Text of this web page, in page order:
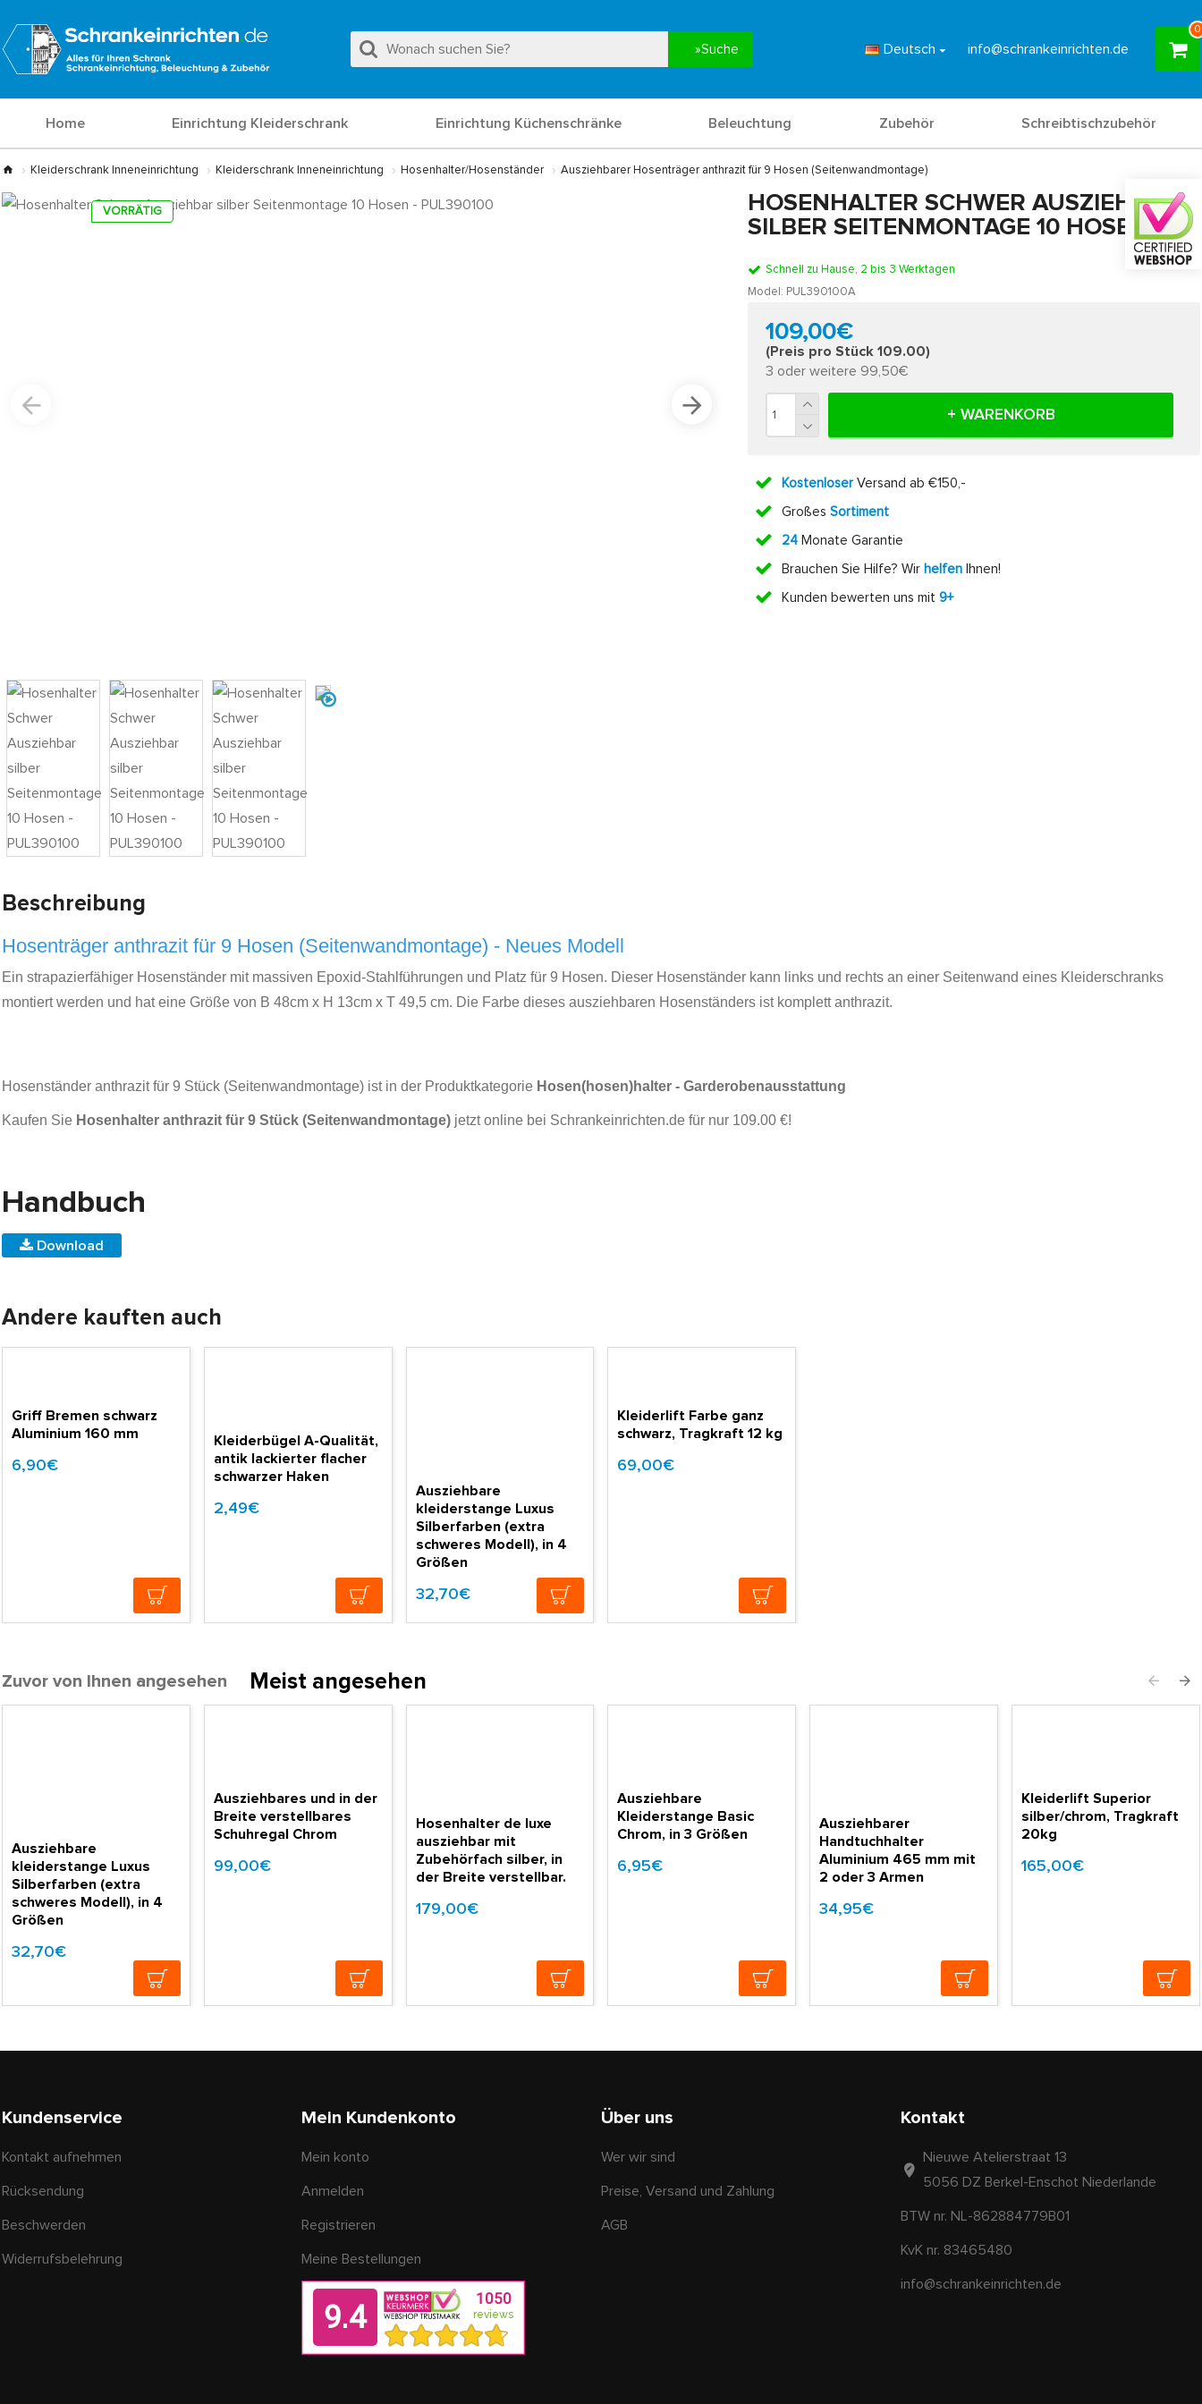
Suche Deutsch info@schrankeinrichten.de
0
Home Einrichtung Kleiderschrank Einrichtung Küchenschränke Beleuchtung Zubehör Schreibtischzubehör
Kleiderschrank Inneneinrichtung Kleiderschrank Inneneinrichtung Hosenhalter/Hosenständer Ausziehbarer Hosenträger anthrazit für 9 Hosen (Seitenwandmontage)
VORRÄTIG
HOSENHALTER SCHWER AUSZIEHBAR
SILBER SEITENMONTAGE 10 HOSEN
Schnell zu Hause, 2 bis 3 Werktagen
Model: PUL390100A
109,00€
(Preis pro Stück 109.00)
3 oder weitere 99,50€
+ WARENKORB
KostenloserVersand ab €150,-
Großes Sortiment
24Monate Garantie
Brauchen Sie Hilfe? Wir helfenIhnen!
Kunden bewerten uns mit 9+
Beschreibung
Hosenträger anthrazit für 9 Hosen (Seitenwandmontage) - Neues Modell
Ein strapazierfähiger Hosenständer mit massiven Epoxid-Stahlführungen und Platz für 9 Hosen. Dieser Hosenständer kann links und rechts an einer Seitenwand eines Kleiderschranks
montiert werden und hat eine Größe von B 48cm x H 13cm x T 49,5 cm. Die Farbe dieses ausziehbaren Hosenständers ist komplett anthrazit.
Hosenständer anthrazit für 9 Stück (Seitenwandmontage) ist in der Produktkategorie Hosen(hosen)halter - Garderobenausstattung
Kaufen Sie Hosenhalter anthrazit für 9 Stück (Seitenwandmontage) jetzt online bei Schrankeinrichten.de für nur 109.00 €!
Handbuch
Download
Andere kauften auch
Griff Bremen schwarz
Aluminium 160 mm
6,90€
Kleiderbügel A-Qualität,
antik lackierter flacher
schwarzer Haken
2,49€
Ausziehbare
kleiderstange Luxus
Silberfarben (extra
schweres Modell), in 4
Größen
32,70€
Kleiderlift Farbe ganz
schwarz, Tragkraft 12 kg
69,00€
Zuvor von Ihnen angesehen Meist angesehen
Ausziehbare
kleiderstange Luxus
Silberfarben (extra
schweres Modell), in 4
Größen
32,70€
Ausziehbares und in der
Breite verstellbares
Schuhregal Chrom
99,00€
Hosenhalter de luxe
ausziehbar mit
Zubehörfach silber, in
der Breite verstellbar.
179,00€
Ausziehbare
Kleiderstange Basic
Chrom, in 3 Größen
6,95€
Ausziehbarer
Handtuchhalter
Aluminium 465 mm mit
2 oder 3 Armen
34,95€
Kleiderlift Superior
silber/chrom, Tragkraft
20kg
165,00€
Kundenservice
Kontakt aufnehmen
Rücksendung
Beschwerden
Widerrufsbelehrung
Mein Kundenkonto
Mein konto
Anmelden
Registrieren
Meine Bestellungen
Über uns
Wer wir sind
Preise, Versand und Zahlung
AGB
Kontakt
Nieuwe Atelierstraat 13
5056 DZ Berkel-Enschot Niederlande
BTW nr. NL-862884779B01
KvK nr. 83465480
info@schrankeinrichten.de